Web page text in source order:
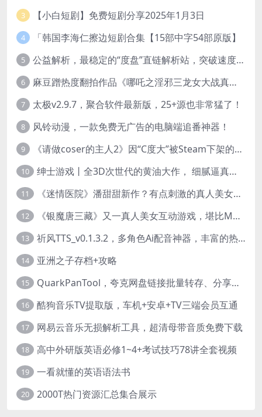
3 【小白短剧】免费短剧分享2025年1月3日
4 「韩国李海仁擦边短剧合集【15部中字54部原版】
5 公益解析，最稳定的“度盘”直链解析站，突破速度限制
6 麻豆蹭热度翻拍作品《哪吒之淫邪三龙女大战真阳魔童》 已上线
7 太极v2.9.7，聚合软件最新版，25+源也非常猛了！
8 风铃动漫，一款免费无广告的电脑端追番神器！
9 《请做coser的主人2》因“C度大”被Steam下架的真人美女互动游戏！
10 绅士游戏丨全3D次世代的黄油大作， 细腻逼真的双人互动狂想曲！
11 《迷情医院》潘甜甜新作？有点刺激的真人美女互动游戏
12 《银魔唐三藏》又一真人美女互动游戏，堪比M豆！
13 祈风TTS_v0.1.3.2，多角色Ai配音神器，丰富的热门音色
14 亚洲之子存档+攻略
15 QuarkPanTool，夸克网盘链接批量转存、分享和下载工具
16 酷狗音乐TV提取版，车机+安卓+TV三端会员互通
17 网易云音乐无损解析工具，超清母带音质免费下载
18 高中外研版英语必修1~4+考试技巧78讲全套视频
19 一看就懂的英语语法书
20 2000T热门资源汇总集合展示